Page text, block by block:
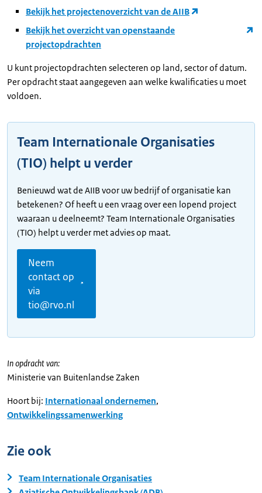
Bekijk het projectenoverzicht van de AIIB
Bekijk het overzicht van openstaande
projectopdrachten
U kunt projectopdrachten selecteren op land, sector of datum.
Per opdracht staat aangegeven aan welke kwalificaties u moet
voldoen.
Team Internationale Organisaties
(TIO) helpt u verder
Benieuwd wat de AIIB voor uw bedrijf of organisatie kan
betekenen? Of heeft u een vraag over een lopend project
waaraan u deelneemt? Team Internationale Organisaties
(TIO) helpt u verder met advies op maat.
Neem
contact op
via
tio@rvo.nl
In opdracht van:
Ministerie van Buitenlandse Zaken
Hoort bij: Internationaal ondernemen,
Ontwikkelingssamenwerking
Zie ook
Team Internationale Organisaties